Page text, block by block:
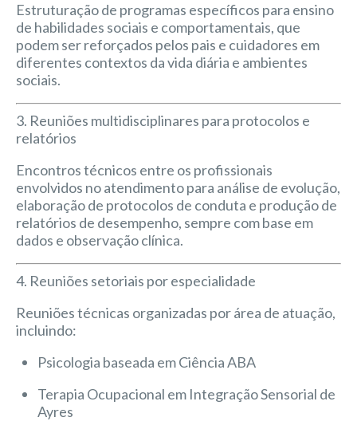
Estruturação de programas específicos para ensino
de habilidades sociais e comportamentais, que
podem ser reforçados pelos pais e cuidadores em
diferentes contextos da vida diária e ambientes
sociais.
3. Reuniões multidisciplinares para protocolos e
relatórios
Encontros técnicos entre os profissionais
envolvidos no atendimento para análise de evolução,
elaboração de protocolos de conduta e produção de
relatórios de desempenho, sempre com base em
dados e observação clínica.
4. Reuniões setoriais por especialidade
Reuniões técnicas organizadas por área de atuação,
incluindo:
Psicologia baseada em Ciência ABA
Terapia Ocupacional em Integração Sensorial de
Ayres